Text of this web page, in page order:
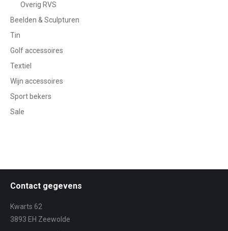
Overig RVS
Beelden & Sculpturen
Tin
Golf accessoires
Textiel
Wijn accessoires
Sport bekers
Sale
Contact gegevens
Kwarts 62
3893 EH Zeewolde